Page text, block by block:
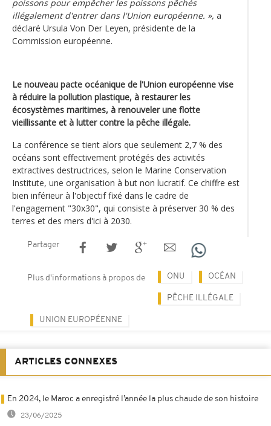
poissons pour empêcher les poissons pêchés
illégalement d'entrer dans l'Union européenne. », a
déclaré Ursula Von Der Leyen, présidente de la
Commission européenne.
Le nouveau pacte océanique de l'Union européenne vise
à réduire la pollution plastique, à restaurer les
écosystèmes maritimes, à renouveler une flotte
vieillissante et à lutter contre la pêche illégale.
La conférence se tient alors que seulement 2,7 % des
océans sont effectivement protégés des activités
extractives destructrices, selon le Marine Conservation
Institute, une organisation à but non lucratif. Ce chiffre est
bien inférieur à l'objectif fixé dans le cadre de
l'engagement "30x30", qui consiste à préserver 30 % des
terres et des mers d'ici à 2030.
Partager
Plus d'informations à propos de ONU OCÉAN
PÊCHE ILLÉGALE
UNION EUROPÉENNE
ARTICLES CONNEXES
En 2024, le Maroc a enregistré l’année la plus chaude de son histoire
23/06/2025